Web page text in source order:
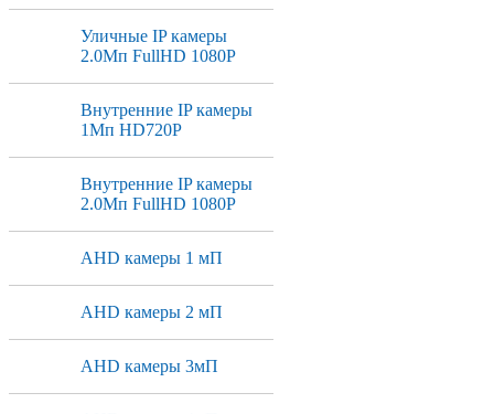
Уличные IP камеры
2.0Мп FullHD 1080P
Внутренние IP камеры
1Мп HD720P
Внутренние IP камеры
2.0Мп FullHD 1080P
AHD камеры 1 мП
AHD камеры 2 мП
AHD камеры 3мП